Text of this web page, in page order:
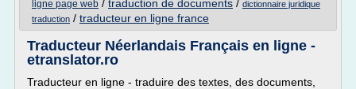
ligne page web / traduction de documents / dictionnaire juridique
traduction / traducteur en ligne france
Traducteur Néerlandais Français en ligne -
etranslator.ro
Traducteur en ligne - traduire des textes, des documents,